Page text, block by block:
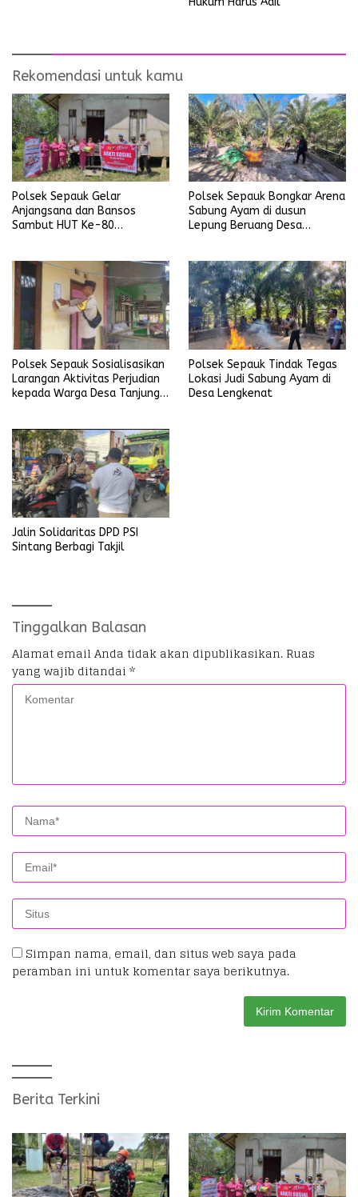
Rekomendasi untuk kamu
Polsek Sepauk Gelar
Anjangsana dan Bansos
Sambut HUT Ke-80
Polsek Sepauk Bongkar Arena
Sabung Ayam di dusun
Lepung Beruang Desa
Polsek Sepauk Sosialisasikan
Larangan Aktivitas Perjudian
kepada Warga Desa Tanjung
Polsek Sepauk Tindak Tegas
Lokasi Judi Sabung Ayam di
Desa Lengkenat
Jalin Solidaritas DPD PSI
Sintang Berbagi Takjil
Tinggalkan Balasan
Alamat email Anda tidak akan dipublikasikan. Ruas
yang wajib ditandai *
Simpan nama, email, dan situs web saya pada
peramban ini untuk komentar saya berikutnya.
Berita Terkini